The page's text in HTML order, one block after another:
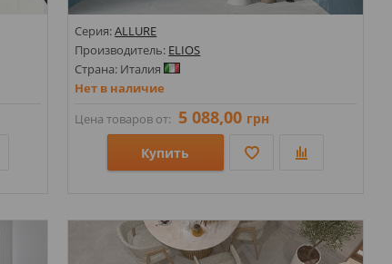
Серия:ALLURE
Производитель: ELIOS
Страна: Италия
Нет в наличие
Цена товаров от: 5 088,00 грн
Купить
Стили: Под бетон; Под камень;